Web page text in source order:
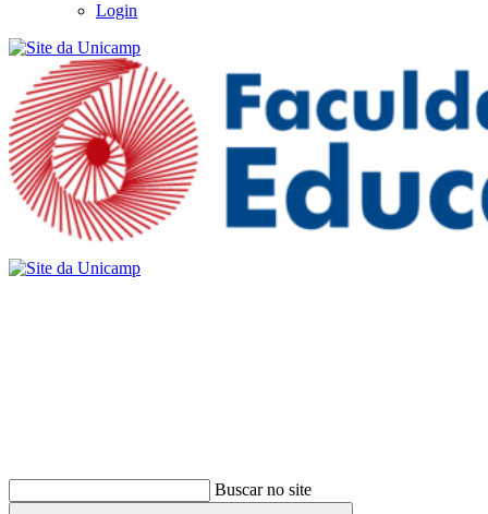
Login
Buscar no site